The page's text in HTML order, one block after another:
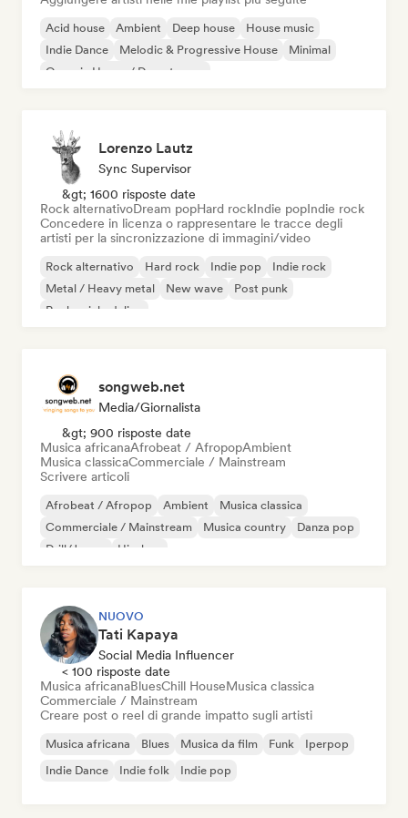
Acid house Ambient Deep house
House music
Indie Dance
Melodic & Progressive House
Minimal
Organic House / Downtempo
Lorenzo Lautz
Sync Supervisor
&gt; 1600 risposte date
Rock alternativoDream popHard rockIndie popIndie rock
Concedere in licenza o rappresentare le tracce degli
artisti per la sincronizzazione di immagini/video
Rock alternativo Hard rock Indie pop
Indie rock
Metal / Heavy metal
New wave
Post punk
Rock psichedelico
songweb.net
Media/Giornalista
&gt; 900 risposte date
Musica africanaAfrobeat / AfropopAmbient
Musica classicaCommerciale / Mainstream
Scrivere articoli
Afrobeat / Afropop Ambient
Musica classica
Commerciale / Mainstream
Musica country
Danza pop
Drill/Jersey
Hip-hop
NUOVO
Tati Kapaya
Social Media Influencer
< 100 risposte date
Musica africanaBluesChill HouseMusica classica
Commerciale / Mainstream
Creare post o reel di grande impatto sugli artisti
Musica africana Blues Musica da film Funk
Iperpop
Indie Dance
Indie folk Indie pop